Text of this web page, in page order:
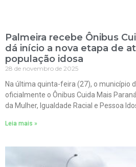
Palmeira recebe Ônibus
dá início a nova etapa de
população idosa
28 de novembro de 2025
Na última quinta-feira (27), o município
oficialmente o Ônibus Cuida Mais
da Mulher, Igualdade Racial e Pessoa
Leia mais »